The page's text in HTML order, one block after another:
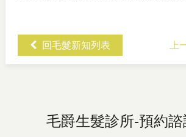
回毛髮新知列表 上
毛爵生髮診所-預約